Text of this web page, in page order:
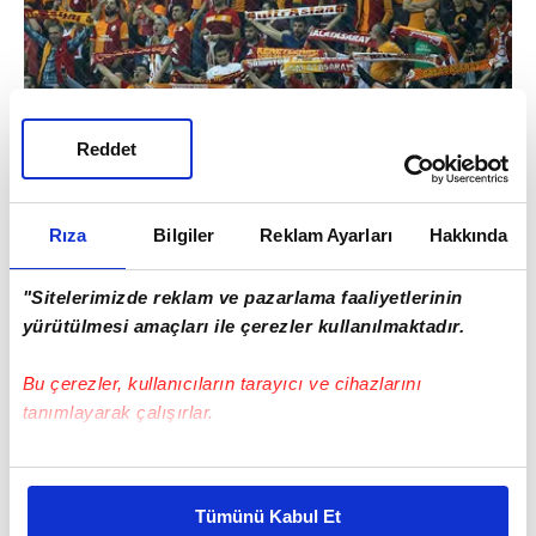
Rıza Bilgiler Reklam Ayarları Hakkında
"Sitelerimizde reklam ve pazarlama faaliyetlerinin
yürütülmesi amaçları ile çerezler kullanılmaktadır.
Bu çerezler, kullanıcıların tarayıcı ve cihazlarını
tanımlayarak çalışırlar.
Bu çerezlere izin vermeniz halinde sizlere özel
daha iyi reklam deneyimi yaşatabiliriz. Bunu yaparken
Tümünü Kabul Et
Reddet
Tedavisi tamamlanan Maicon'un idmanın
tamamında yer aldığı, Kasımpaşa maçında
aldığı darbe nedeniyle ağrıları bulunan Emre
Akbaba'nın ise salonda çalıştığı belirtildi.